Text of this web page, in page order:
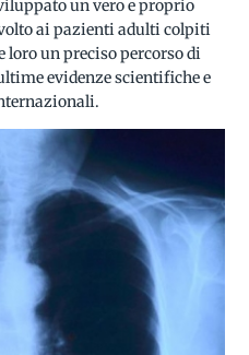
un vero e proprio
ai pazienti adulti colpiti
loro un preciso percorso di
evidenze scientifiche e